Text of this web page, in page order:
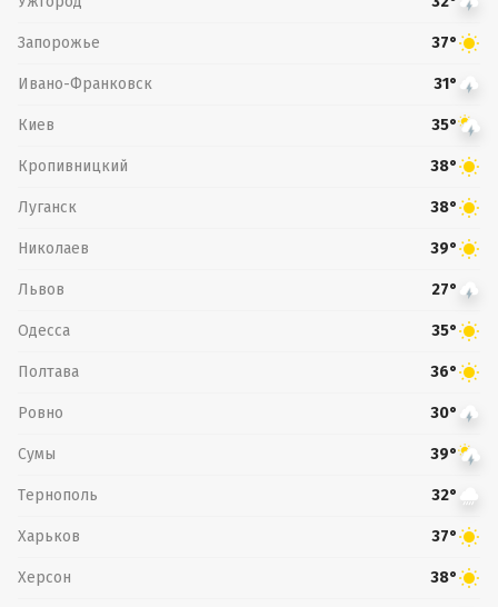
Запорожье 37°
Ивано-Франковск 31°
Киев 35°
Кропивницкий 38°
Луганск 38°
Николаев 39°
Львов 27°
Одесса 35°
Полтава 36°
Ровно 30°
Сумы 39°
Тернополь 32°
Харьков 37°
Херсон 38°